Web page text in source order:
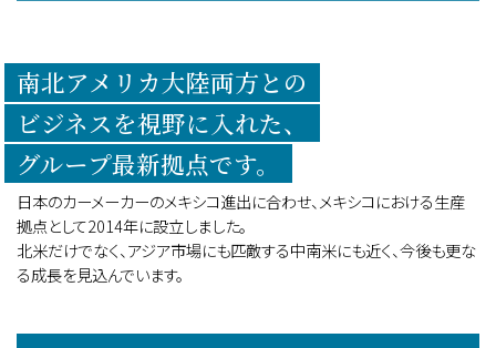
南北アメリカ大陸両方との
ビジネスを視野に入れた、
グループ最新拠点です。
日本のカーメーカーのメキシコ進出に合わせ、メキシコにおける生産
拠点として2014年に設立しました。
北米だけでなく、アジア市場にも匹敵する中南米にも近く、今後も更な
る成長を見込んでいます。